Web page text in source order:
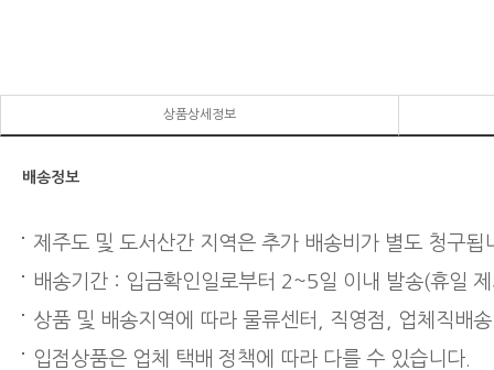
상품상세정보
배송정보
제주도 및 도서산간 지역은 추가 배송비가 별도 청구됩
배송기간 : 입금확인일로부터 2~5일 이내 발송(휴일
상품 및 배송지역에 따라 물류센터, 직영점, 업체직배
입점상품은 업체 택배 정책에 따라 다를 수 있습니다.